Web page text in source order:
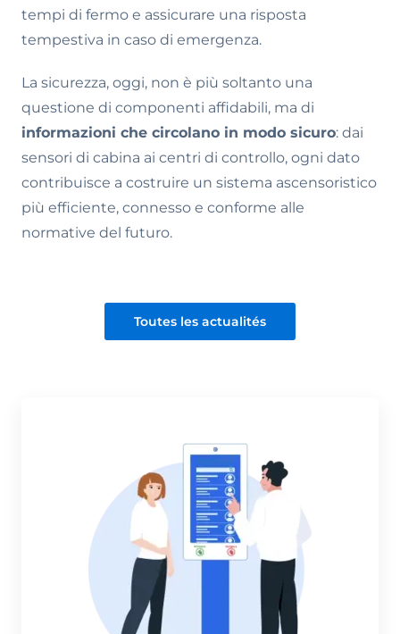
tempi di fermo e assicurare una risposta
tempestiva in caso di emergenza.
La sicurezza, oggi, non è più soltanto una
questione di componenti affidabili, ma di
informazioni che circolano in modo sicuro: dai
sensori di cabina ai centri di controllo, ogni dato
contribuisce a costruire un sistema ascensoristico
più efficiente, connesso e conforme alle
normative del futuro.
Toutes les actualités